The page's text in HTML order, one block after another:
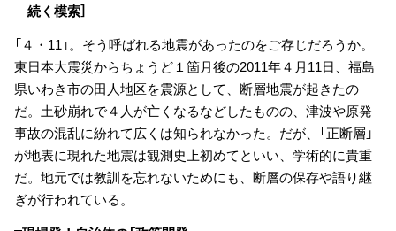
続く模索］
「４・11」。そう呼ばれる地震があったのをご存じだろうか。
東日本大震災からちょうど１箇月後の2011年４月11日、福島
県いわき市の田人地区を震源として、断層地震が起きたの
だ。土砂崩れで４人が亡くなるなどしたものの、津波や原発
事故の混乱に紛れて広くは知られなかった。だが、「正断層」
が地表に現れた地震は観測史上初めてといい、学術的に貴重
だ。地元では教訓を忘れないためにも、断層の保存や語り継
ぎが行われている。